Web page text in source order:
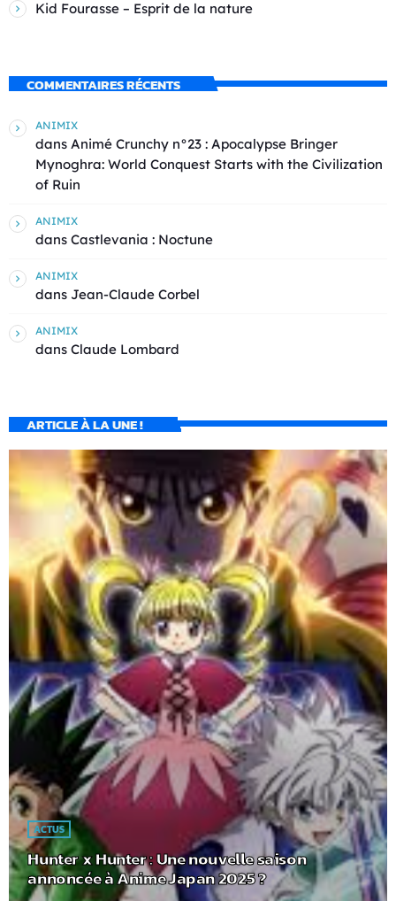
Kid Fourasse – Esprit de la nature
COMMENTAIRES RÉCENTS
ANIMIX
dans Animé Crunchy n°23 : Apocalypse Bringer
Mynoghra: World Conquest Starts with the Civilization
of Ruin
ANIMIX
dans Castlevania : Noctune
ANIMIX
dans Jean-Claude Corbel
ANIMIX
dans Claude Lombard
ARTICLE À LA UNE !
ACTUS
Hunter x Hunter : Une nouvelle saison
annoncée à Anime Japan 2025 ?